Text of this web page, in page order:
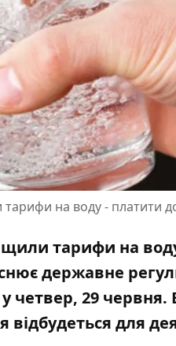
тарифи на воду - платити
тарифи на
державне
четвер, 29
відбудеться для